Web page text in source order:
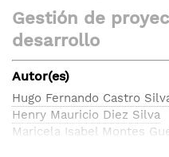
al
comienzo
de
la
galería
de
imágenes
Gestión de
desarrollo
Autor(es)
Hugo Fernando Castro
Henry Mauricio Diez Silva
Maricela Isabel Montes